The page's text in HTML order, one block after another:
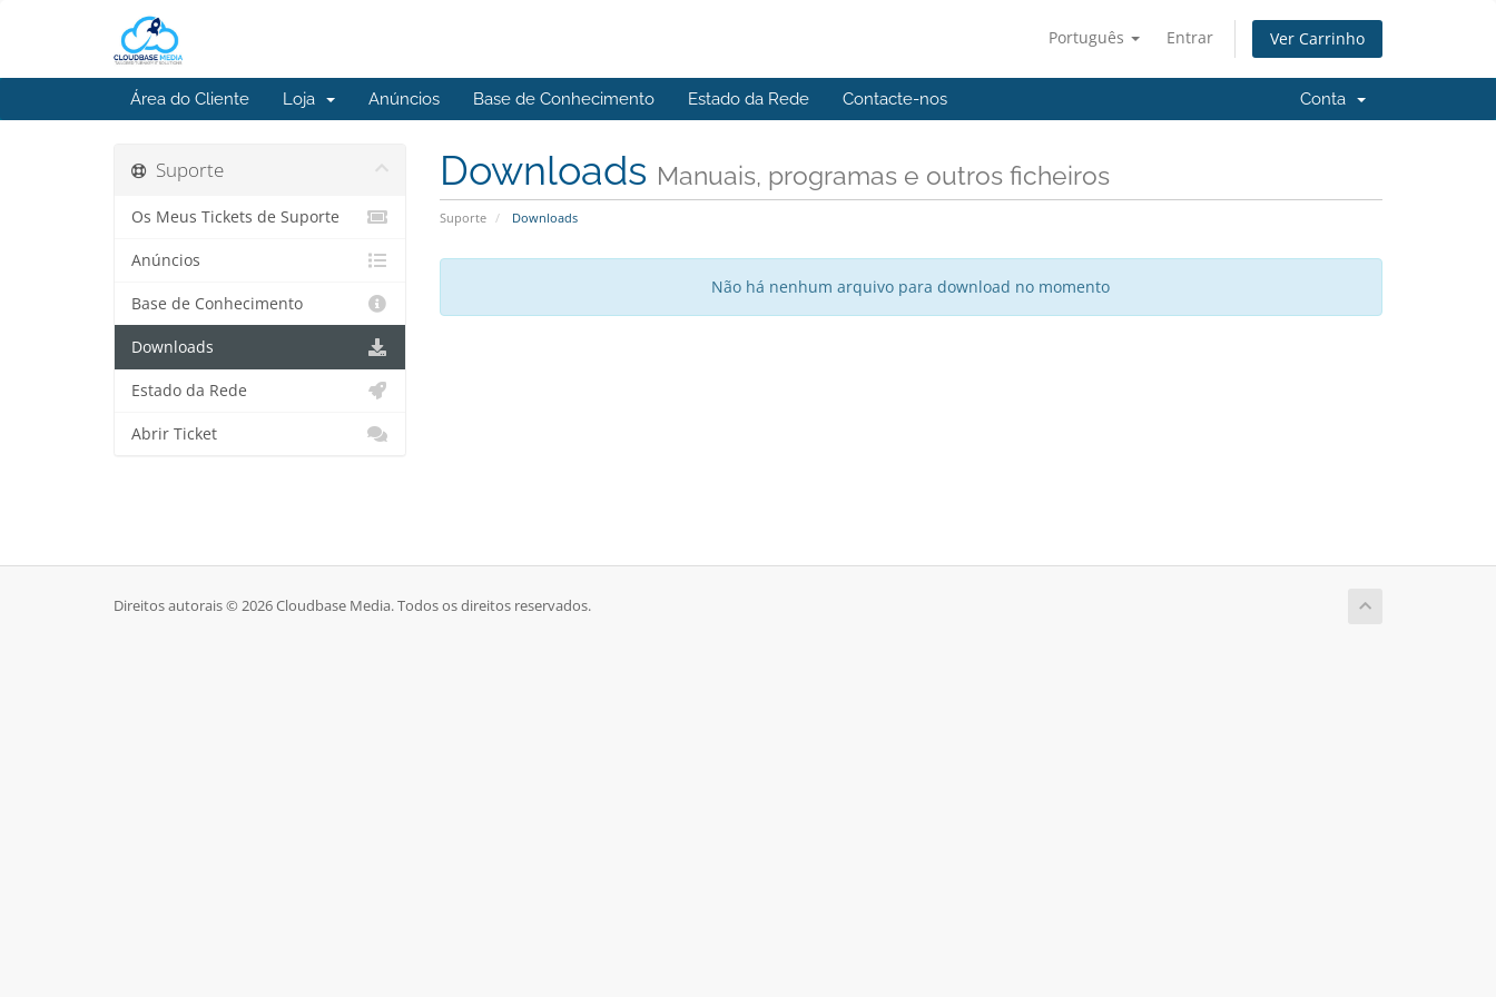
Português Entrar Ver Carrinho
Área do Cliente Loja Anúncios Base de Conhecimento Estado da Rede Contacte-nos Conta
Downloads Manuais, programas e outros ficheiros
Suporte Downloads
Não há nenhum arquivo para download no momento
Suporte
Os Meus Tickets de Suporte
Anúncios
Base de Conhecimento
Downloads
Estado da Rede
Abrir Ticket
Direitos autorais © 2026 Cloudbase Media. Todos os direitos reservados.